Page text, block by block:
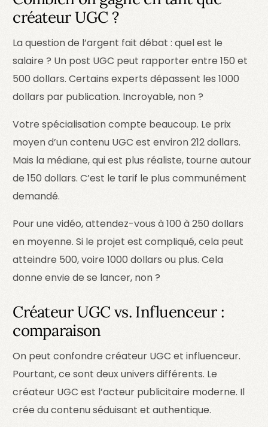
créateur UGC ?
La question de l’argent fait débat : quel est le
salaire ? Un post UGC peut rapporter entre 150 et
500 dollars. Certains experts dépassent les 1000
dollars par publication. Incroyable, non ?
Votre spécialisation compte beaucoup. Le prix
moyen d’un contenu UGC est environ 212 dollars.
Mais la médiane, qui est plus réaliste, tourne autour
de 150 dollars. C’est le tarif le plus communément
demandé.
Pour une vidéo, attendez-vous à 100 à 250 dollars
en moyenne. Si le projet est compliqué, cela peut
atteindre 500, voire 1000 dollars ou plus. Cela
donne envie de se lancer, non ?
Créateur UGC vs. Influenceur :
comparaison
On peut confondre créateur UGC et influenceur.
Pourtant, ce sont deux univers différents. Le
créateur UGC est l’acteur publicitaire moderne. Il
crée du contenu séduisant et authentique.